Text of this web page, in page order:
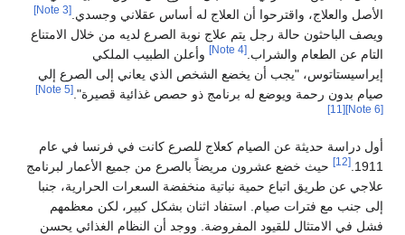
الأصل والعلاج، واقترحوا أن العلاج له أساس عقلاني وجسدي.[Note 3]
ويصف الباحثون حالة رجل يتم علاج نوبة الصرع لديه من خلال الامتناع
التام عن الطعام والشراب.[Note 4]
وأعلن الطبيب الملكي
إيراسيستاتوس، "يجب أن يخضع الشخص الذي يعاني إلى الصرع إلي
صيام بدون رحمة ويوضع له برنامج ذو حصص غذائية قصيرة".[Note 5]
[Note 6]
[11]
أول دراسة حديثة عن الصيام كعلاج للصرع كانت في فرنسا في عام
1911.
[12]
حيث خضع عشرون مريضاً بالصرع من جميع الأعمار لبرنامج
علاجي عن طريق اتباع حمية نباتية منخفضة السعرات الحرارية، جنبا
إلى جنب مع فترات صيام. استفاد اثنان بشكل كبير، لكن معظمهم
فشل في الامتثال للقيود المفروضة. ووجد أن النظام الغذائي يحسن